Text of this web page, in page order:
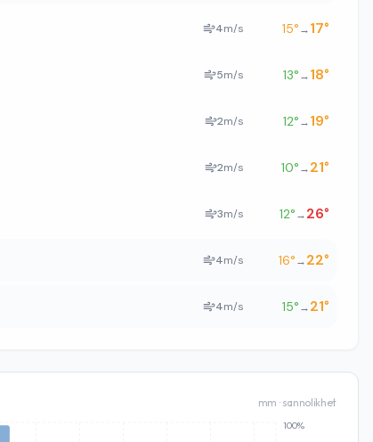
4m/s 15°→17°
5m/s 13°→18°
2m/s 12°→19°
2m/s 10°→21°
3m/s 12°→26°
4m/s 16°→22°
4m/s 15°→21°
mm · sannolikhet
100%